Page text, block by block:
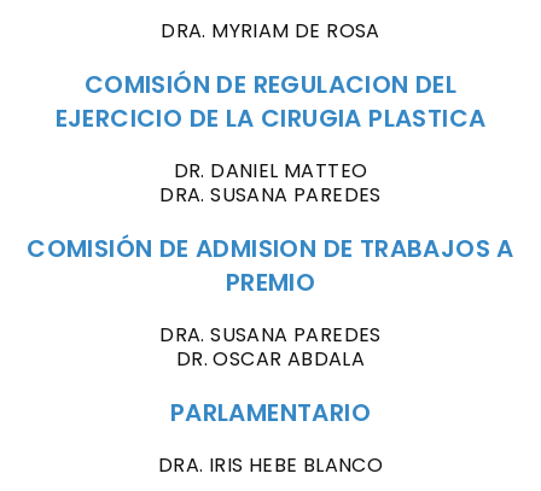
DRA. MYRIAM DE ROSA
COMISIÓN DE REGULACION DEL
EJERCICIO DE LA CIRUGIA PLASTICA
DR. DANIEL MATTEO
DRA. SUSANA PAREDES
COMISIÓN DE ADMISION DE TRABAJOS A
PREMIO
DRA. SUSANA PAREDES
DR. OSCAR ABDALA
PARLAMENTARIO
DRA. IRIS HEBE BLANCO